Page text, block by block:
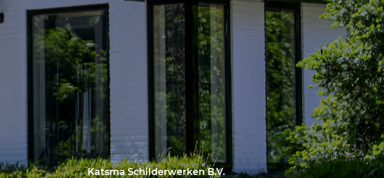
Katsma Schilderwerken B.V.